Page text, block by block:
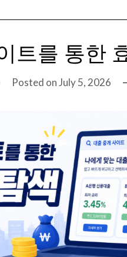
트를 통한
Posted onJuly 5, 2026